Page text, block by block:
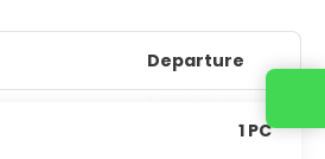
Departure
1 PC
Contact us